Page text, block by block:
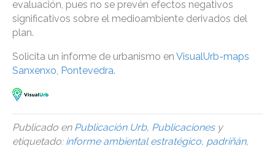
evaluación, pues no se prevén efectos negativos
significativos sobre el medioambiente derivados del
plan.
Solicita un informe de urbanismo en VisualUrb-maps
Sanxenxo, Pontevedra.
Publicado en Publicación Urb, Publicacionesy
etiquetado: informe ambiental estratégico, padriñán,